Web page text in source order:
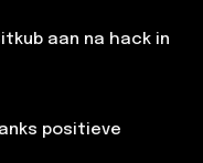
aan na hack in
positieve